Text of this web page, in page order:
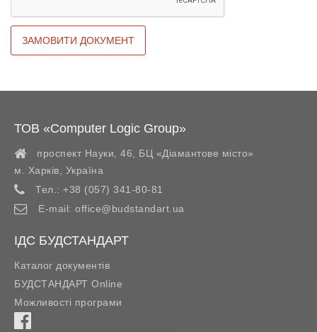
ТОВ «Computer Logic Group»
проспект Науки, 46, БЦ «Діамантове місто»
м. Харків
Україна
Тел.: +38 (057) 341-80-81
E-mail: office@budstandart.ua
ІДС БУДСТАНДАРТ
Каталог документів
БУДСТАНДАРТ Online
Можливості програми